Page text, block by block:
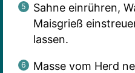
Sahne einrühren,
Maisgrieß
lassen.
Masse vom Herd